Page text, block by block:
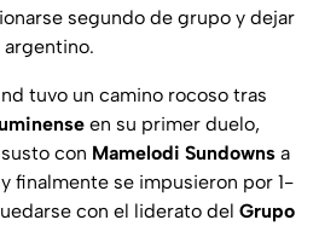
segundo de grupo y dejar
tuvo un camino rocoso tras
en su primer duelo,
con Mamelodi Sundowns a
finalmente se impusieron por 1-
con el liderato del Grupo